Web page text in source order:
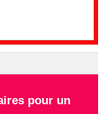
pour un